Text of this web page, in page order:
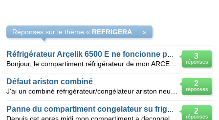
Réponses sur le thème « »
3
réponses
2
réponses
Défaut ariston combiné
2
réponses